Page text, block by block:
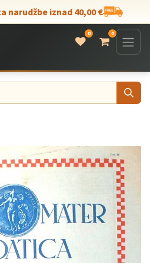
narudžbe iznad 40,00 €
0 0